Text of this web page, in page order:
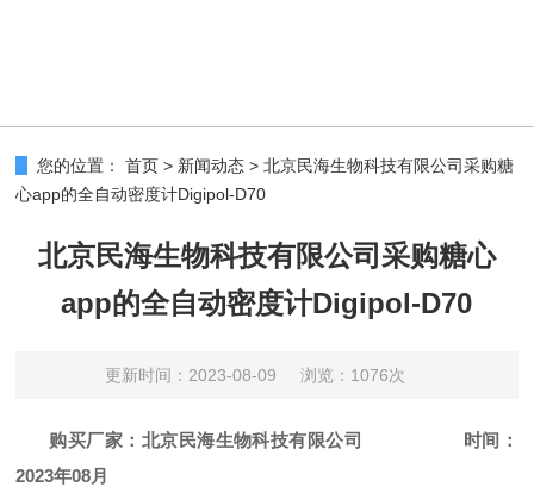
您的位置： 首页 > 新闻动态 >北京民海生物科技有限公司采购糖
心app的全自动密度计Digipol-D70
北京民海生物科技有限公司采购糖心
app的全自动密度计Digipol-D70
更新时间：2023-08-09 浏览：1076次
购买厂家：北京 民海生物科技有限公司
时间：
2023年08月